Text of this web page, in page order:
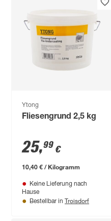
Ytong
Fliesengrund 2,5 kg
25,99 €
10,40 € / Kilogramm
Keine Lieferung nach
Hause
Bestellbar in Troisdorf